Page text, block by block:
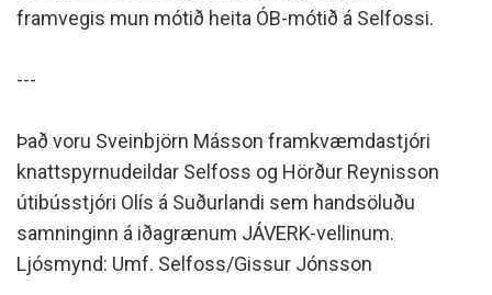
framvegis mun mótið heita ÓB-mótið á Selfossi.
---
Það voru Sveinbjörn Másson framkvæmdastjóri
knattspyrnudeildar Selfoss og Hörður Reynisson
útibússtjóri Olís á Suðurlandi sem handsöluðu
samninginn á iðagrænum JÁVERK-vellinum.
Ljósmynd: Umf. Selfoss/Gissur Jónsson